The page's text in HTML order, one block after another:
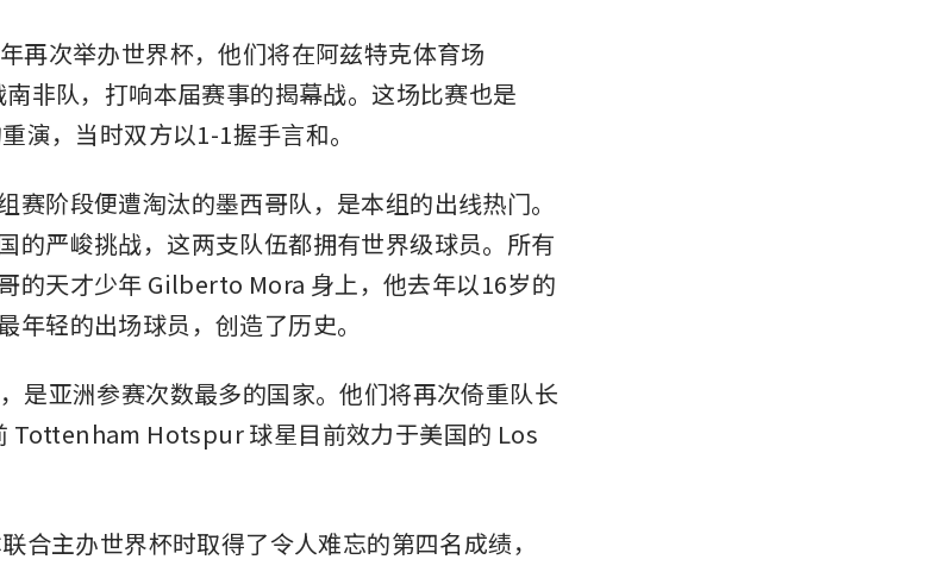
再次举办世界杯，他们将在阿兹特克体育场
非队，打响本届赛事的揭幕战。这场比赛也是
演，当时双方以1-1握手言和。
赛阶段便遭淘汰的墨西哥队，是本组的出线热门。
的严峻挑战，这两支队伍都拥有世界级球员。所有
的天才少年 Gilberto Mora 身上，他去年以16岁的
年轻的出场球员，创造了历史。
是亚洲参赛次数最多的国家。他们将再次倚重队长
Tottenham Hotspur 球星目前效力于美国的 Los
合主办世界杯时取得了令人难忘的第四名成绩，